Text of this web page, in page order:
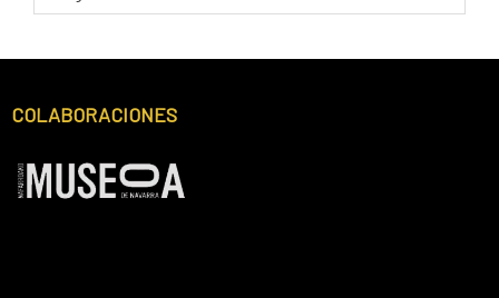
FECHA
Footer
COLABORACIONES